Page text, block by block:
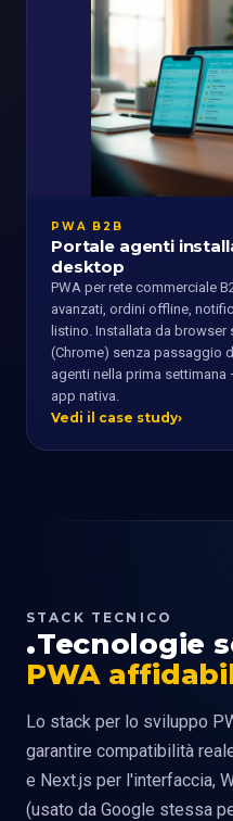
PWA B2B
Portale agenti
desktop
PWA per rete commerciale
avanzati, ordini offline,
listino. Installata da browser
(Chrome) senza passaggio
agenti nella prima
app nativa.
Vedi il case study
STACK TECNICO
Tecnologie
PWA
Lo stack per lo sviluppo
garantire compatibilità
e Next.js per l'interfaccia,
(usato da Google stessa